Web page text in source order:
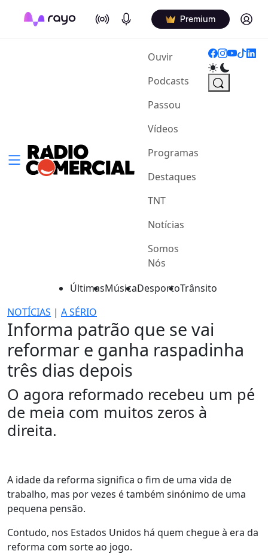
On Air Podcasts Premium Log in
Ouvir(current)
Podcasts
Passou
Vídeos
Programas
Destaques
TNT
Notícias
Somos
Nós
ÚltimasMúsicaDesportoTrânsito
NOTÍCIAS | A SÉRIO
Informa patrão que se vai
reformar e ganha raspadinha
três dias depois
O agora reformado recebeu um pé
de meia com muitos zeros à
direita.
A idade da reforma significa o fim de uma vida de
trabalho, mas por vezes é também sinónimo de uma
pequena pensão.
Contudo, nos Estados Unidos há quem chegue à era da
reforma com sorte ao jogo.